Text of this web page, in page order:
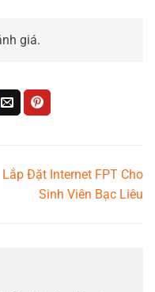
giá.
Lắp Đặt Internet FPT Cho
Sinh Viên Bạc Liêu